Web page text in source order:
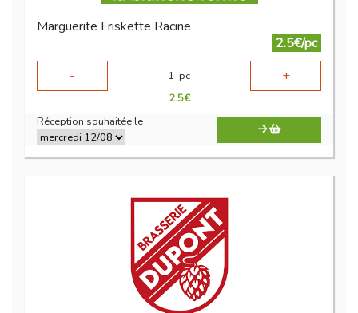
Marguerite Friskette Racine
2.5€/pc
-
1 pc +
2.5€
Réception souhaitée le